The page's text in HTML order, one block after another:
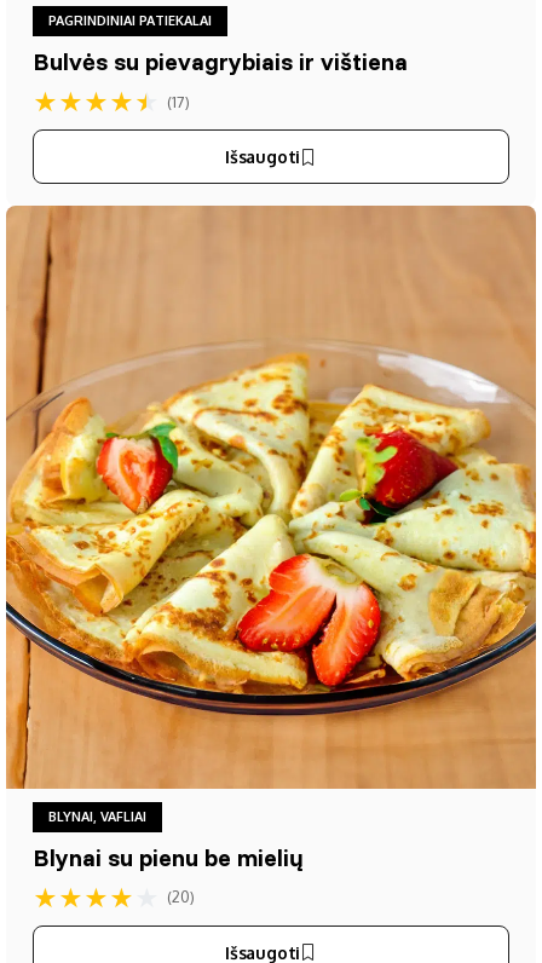
PAGRINDINIAI PATIEKALAI
Bulvės su pievagrybiais ir vištiena
★★★★★ (17)
Išsaugoti
BLYNAI, VAFLIAI
Blynai su pienu be mielių
★★★★ (20)
Išsaugoti